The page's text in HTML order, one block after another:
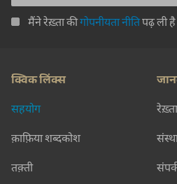
मैंने रेख़्ता कीगोपनीयता नीतिपढ़ ली
क्विक लिंक्स
सहयोग
क़ाफ़िया शब्दकोश
तक़्ती